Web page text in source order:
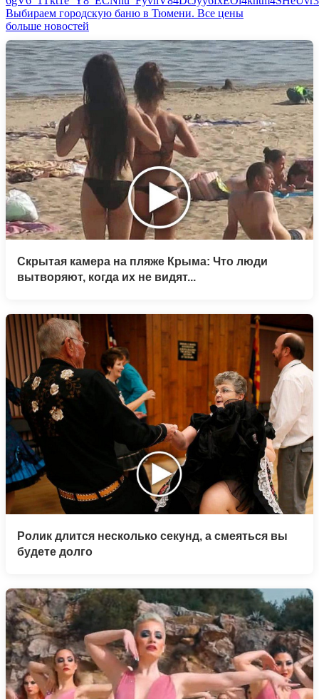
Выбираем городскую баню в Тюмени. Все цены
больше новостей
Скрытая камера на пляже Крыма: Что люди
вытворяют, когда их не видят...
Ролик длится несколько секунд, а смеяться вы
будете долго